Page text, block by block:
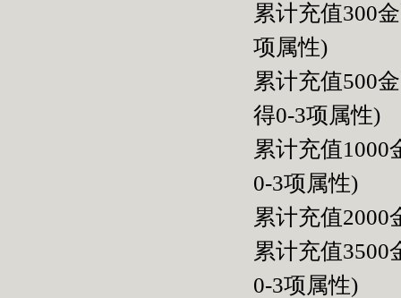
累计充值300
项属性)
累计充值500
得0-3项属性)
累计充值
0-3项属性)
累计充值2000
累计充值
0-3项属性)